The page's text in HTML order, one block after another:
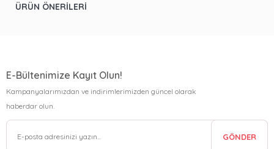
ÜRÜN ÖNERILERI
E-Bültenimize Kayıt Olun!
Kampanyalarımızdan ve indirimlerimizden güncel olarak
haberdar olun.
GÖNDER